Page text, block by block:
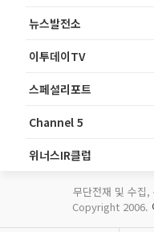
뉴스발전소
이투데이TV
스페셜리포트
Channel 5
위너스IR클럽
무단전재 및 수집,
Copyright 2006.